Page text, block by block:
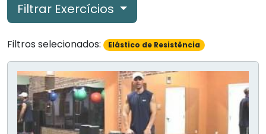
Filtrar Exercícios
Filtros selecionados: Elástico de Resistência